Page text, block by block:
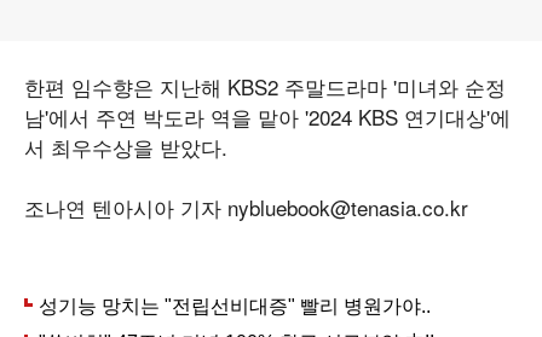
한편 임수향은 지난해 KBS2 주말드라마 '미녀와 순정
남'에서 주연 박도라 역을 맡아 '2024 KBS 연기대상'에
서 최우수상을 받았다.
조나연 텐아시아 기자 nybluebook@tenasia.co.kr